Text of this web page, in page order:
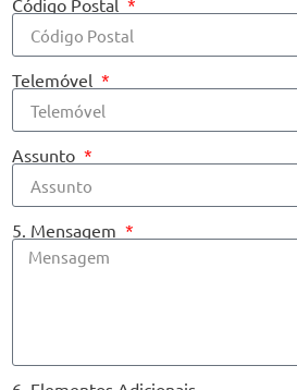
Código Postal
Telemóvel
Assunto
5. Mensagem